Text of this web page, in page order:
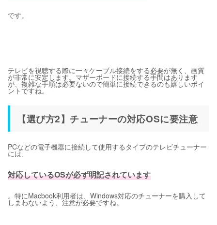
です。
テレビを視聴する際に一々ケーブル接続をする必要が無く、画質
が非常に安定します。マザーボードに接続する手間はあります
が、複雑な手順は必要ないので簡単に接続できるのも嬉しいポイ
ントですね。
【選び方2】チューナーの対応OSに要注意
PCなどの電子機器に接続して使用するタイプのテレビチューナー
には、
対応しているOSが必ず明記されています
。特にMacbook利用者は、Windows対応のチューナーを購入して
しまわないよう、注意が必要ですね。